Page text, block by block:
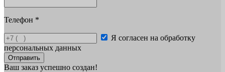
Телефон *
Я согласен на обработку
персональных данных
Отправить
Ваш заказ успешно создан!